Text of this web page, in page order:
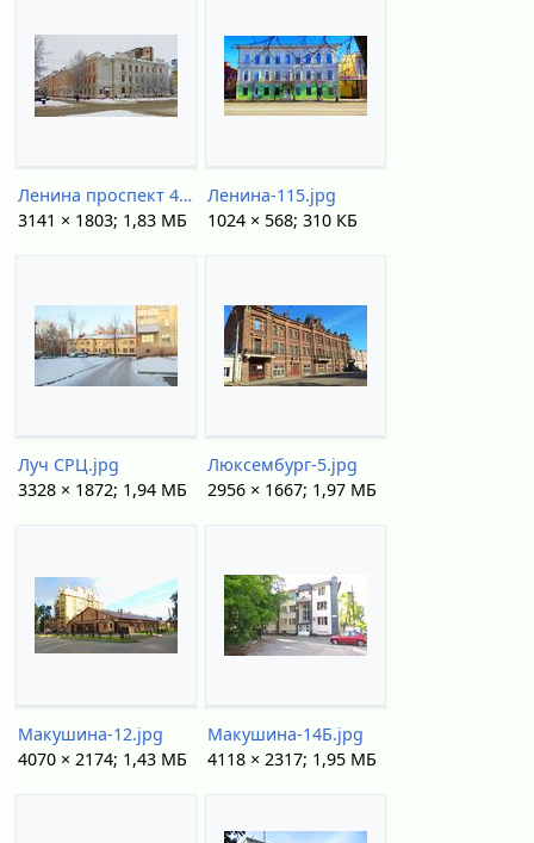
Ленина проспект 4.jpg
3141 × 1803; 1,83 МБ
Ленина-115.jpg
1024 × 568; 310 КБ
Луч СРЦ.jpg
3328 × 1872; 1,94 МБ
Люксембург-5.jpg
2956 × 1667; 1,97 МБ
Макушина-12.jpg
4070 × 2174; 1,43 МБ
Макушина-14Б.jpg
4118 × 2317; 1,95 МБ